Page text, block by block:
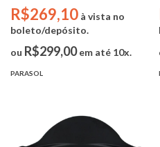
90-300mm / EF-S 55-250mm /
RF 75-300MM
R$269,10 à vista no
boleto/depósito.
ou R$299,00em até 10x.
PARASOL